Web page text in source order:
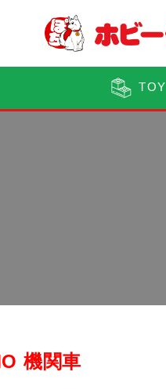
TOY
機関車